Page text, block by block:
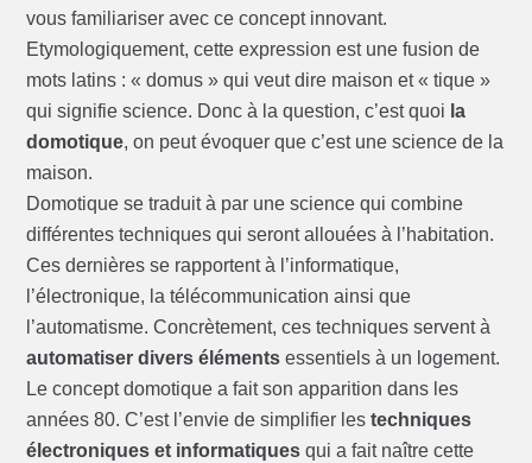
vous familiariser avec ce concept innovant.
Etymologiquement, cette expression est une fusion de
mots latins : « domus » qui veut dire maison et « tique »
qui signifie science. Donc à la question, c’est quoi la
domotique, on peut évoquer que c’est une science de la
maison.
Domotique se traduit à par une science qui combine
différentes techniques qui seront allouées à l’habitation.
Ces dernières se rapportent à l’informatique,
l’électronique, la télécommunication ainsi que
l’automatisme. Concrètement, ces techniques servent à
automatiser divers éléments essentiels à un logement.
Le concept domotique a fait son apparition dans les
années 80. C’est l’envie de simplifier lestechniques
électroniques et informatiques qui a fait naître cette